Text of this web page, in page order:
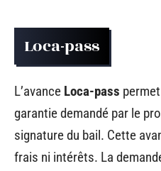
Loca-pass
L’avance Loca-pass
garantie demandé par le
signature du bail. Cette
frais ni intérêts. La